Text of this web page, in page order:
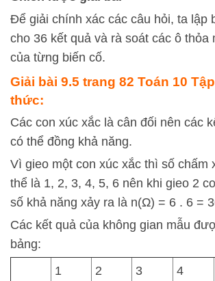
Để giải chính xác các câu hỏi, ta lập
cho 36 kết quả và rà soát các ô thỏa
của từng biến cố.
Giải bài 9.5 trang 82 Toán 10
thức:
Các con xúc xắc là cân đối nên các
có thể đồng khả năng.
Vì gieo một con xúc xắc thì số chấm
thể là 1, 2, 3, 4, 5, 6 nên khi gieo 2
số khả năng xảy ra là n(Ω) = 6 . 6 =
Các kết quả của không gian mẫu
bảng:
1
2 3 4